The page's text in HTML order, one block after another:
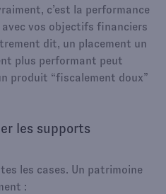
c’est la performance
vos objectifs financiers
dit, un placement un
plus performant peut
produit “fiscalement doux”
les supports
les cases. Un patrimoine
: